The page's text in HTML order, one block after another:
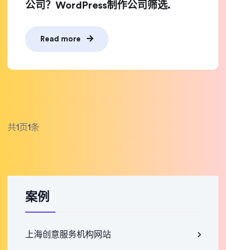
公司？WordPress制作公司筛选.
Read more
共1 页1条
案例
上海创意服务机构网站